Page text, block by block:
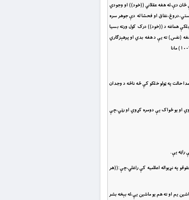
ځان دې،له هغه عقلاني ((خود)) او وجودي
او فحشا له دې جوهر سره
بلکې هماغه د ((خود)) درک کول ورته بسيا
(نفس) ته يې د هغه بدي او پرهېزګاري
حالت په ټولو خلکو کې څه ناڅه د وجدان
او يو ځواک يې دومره کړوي او رټي،چې
راټه يې.
په نړيواله اعلاميه کې راغلي،چې:((هر
يم او ته هم يو ماشين يې،له بېخه بشر